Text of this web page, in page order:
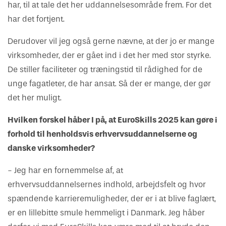
har, til at tale det her uddannelsesområde frem. For det
har det fortjent.
Derudover vil jeg også gerne nævne, at der jo er mange
virksomheder, der er gået ind i det her med stor styrke.
De stiller faciliteter og træningstid til rådighed for de
unge fagatleter, de har ansat. Så der er mange, der gør
det her muligt.
Hvilken forskel håber I på, at EuroSkills 2025 kan gøre i
forhold til henholdsvis erhvervsuddannelserne og
danske virksomheder?
- Jeg har en fornemmelse af, at
erhvervsuddannelsernes indhold, arbejdsfelt og hvor
spændende karrieremuligheder, der er i at blive faglært,
er en lillebitte smule hemmeligt i Danmark. Jeg håber